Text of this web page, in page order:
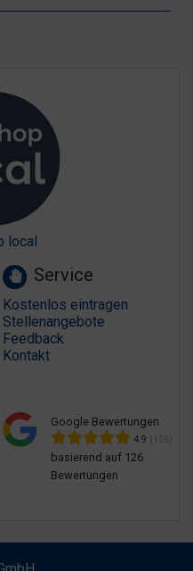
local
Service
Kostenlos eintragen
Stellenangebote
Feedback
Kontakt
Google Bewertungen
4.9 (126)
basierend auf 126
Bewertungen